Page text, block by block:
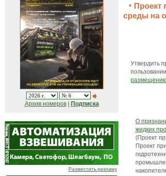
Архив номеров| Подписка
Разместить рекламу
Проект
среды на
Утвердить
О
жидких
(Проект
Проект